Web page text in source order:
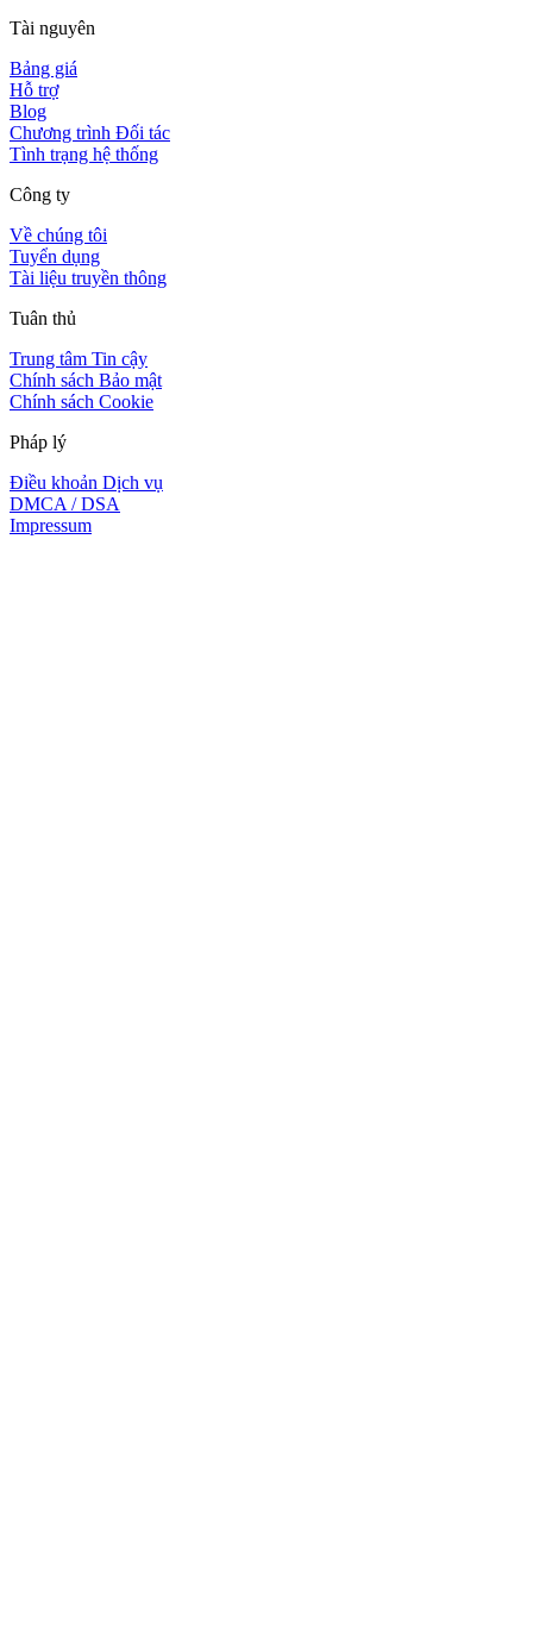
Tài nguyên
Bảng giá
Hỗ trợ
Blog
Chương trình Đối tác
Tình trạng hệ thống
Công ty
Về chúng tôi
Tuyển dụng
Tài liệu truyền thông
Tuân thủ
Trung tâm Tin cậy
Chính sách Bảo mật
Chính sách Cookie
Pháp lý
Điều khoản Dịch vụ
DMCA / DSA
Impressum